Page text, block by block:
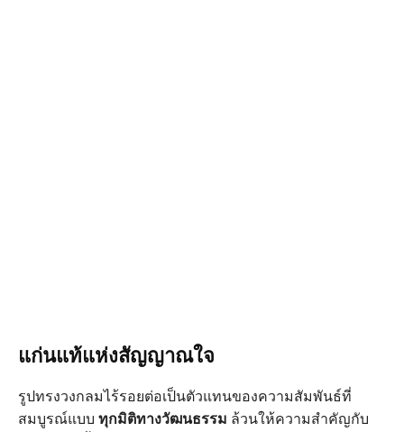
แก่นแท้แห่งสัญญาณใจ
รูปทรงวงกลมไร้รอยต่อเป็นตัวแทนของความสัมพันธ์ที่
สมบูรณ์แบบ ทุกมิติทางวัฒนธรรม ล้วนให้ความสำคัญกับ